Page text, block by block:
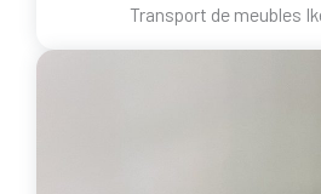
Transport de meubles